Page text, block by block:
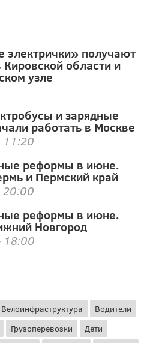
электрички» получают
Кировской области и
узле
и зарядные
работать в Москве
реформы в июне.
и Пермский край
реформы в июне.
Новгород
Велоинфраструктура
Водители
Грузоперевозки
Дети